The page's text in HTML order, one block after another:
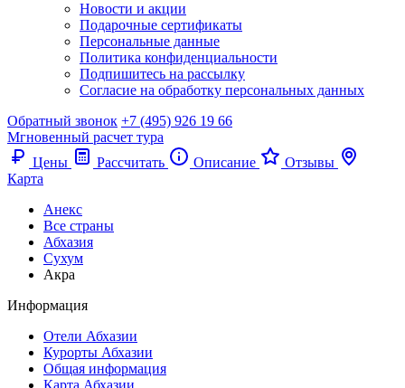
Новости и акции
Подарочные сертификаты
Персональные данные
Политика конфиденциальности
Подпишитесь на рассылку
Согласие на обработку персональных данных
Обратный звонок +7 (495) 926 19 66
Мгновенный расчет тура
Цены
Рассчитать Описание
Отзывы
Карта
Анекс
Все страны
Абхазия
Сухум
Акра
Информация
Отели Абхазии
Курорты Абхазии
Общая информация
Карта Абхазии